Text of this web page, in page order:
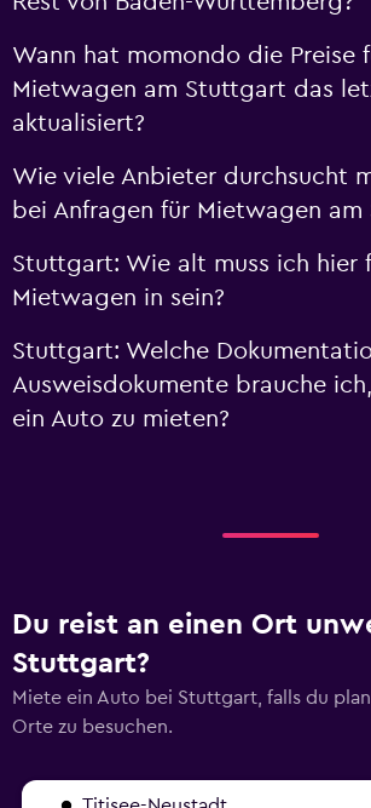
Wann hat momondo die Preise
Mietwagen am Stuttgart das
aktualisiert?
Wie viele Anbieter durchsucht
bei Anfragen für Mietwagen
Stuttgart: Wie alt muss ich hier
Mietwagen in sein?
Stuttgart: Welche
Ausweisdokumente brauche
ein Auto zu mieten?
Du reist an einen Ort
Stuttgart?
Miete ein Auto bei Stuttgart, falls du
Orte zu besuchen.